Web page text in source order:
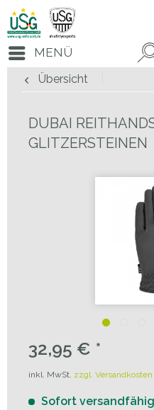
MENÜ
Übersicht
DUBAI
GLITZERSTEINEN
32,95 € *
inkl. MwSt. zzgl. Versandkosten
Sofort versandfähig